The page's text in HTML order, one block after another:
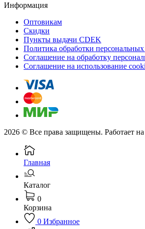
Информация
Оптовикам
Скидки
Пункты выдачи CDEK
Политика обработки
Соглашение на обработку
Соглашение на использование
2026 © Все права защищены. Работает на
Главная
Каталог
0
Корзина
0 Избранное